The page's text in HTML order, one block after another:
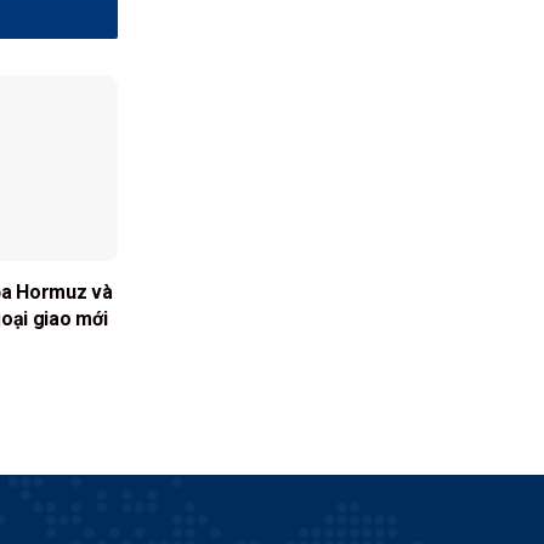
Hormuz và
giao mới